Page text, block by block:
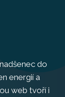
do
energií a
web tvoří i